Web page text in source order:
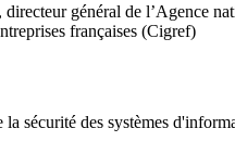
général de l’Agence
françaises (Cigref)
sécurité des systèmes